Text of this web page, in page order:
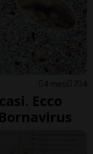
4 mesi 7 4
Ecco